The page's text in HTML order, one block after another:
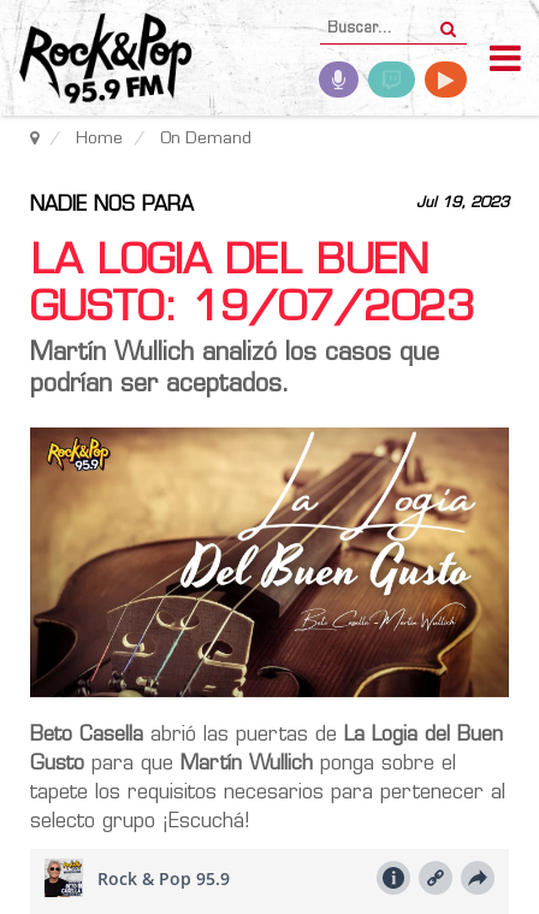
Home On Demand
Jul 19, 2023
NADIE NOS PARA
LA LOGIA DEL BUEN
GUSTO: 19/07/2023
Martín Wullich analizó los casos que
podrían ser aceptados.
Beto Casella abrió las puertas de La Logia del Buen
Gusto para que Martín Wullich ponga sobre el
tapete los requisitos necesarios para pertenecer al
selecto grupo ¡Escuchá!